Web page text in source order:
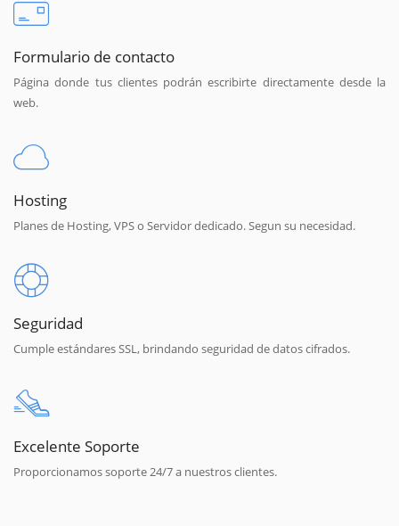
Formulario de contacto
Página donde tus clientes podrán escribirte directamente desde la
web.
Hosting
Planes de Hosting, VPS o Servidor dedicado. Segun su necesidad.
Seguridad
Cumple estándares SSL, brindando seguridad de datos cifrados.
Excelente Soporte
Proporcionamos soporte 24/7 a nuestros clientes.